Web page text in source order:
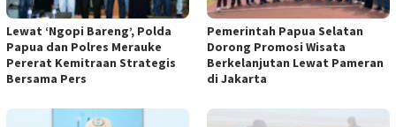
Lewat ‘Ngopi Bareng’, Polda
Papua dan Polres Merauke
Pererat Kemitraan Strategis
Bersama Pers
Pemerintah Papua Selatan
Dorong Promosi Wisata
Berkelanjutan Lewat Pameran
di Jakarta